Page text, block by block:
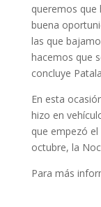
queremos que
buena
las que
hacemos que
concluye
En esta
hizo en
que empezó
octubre, la
Para más